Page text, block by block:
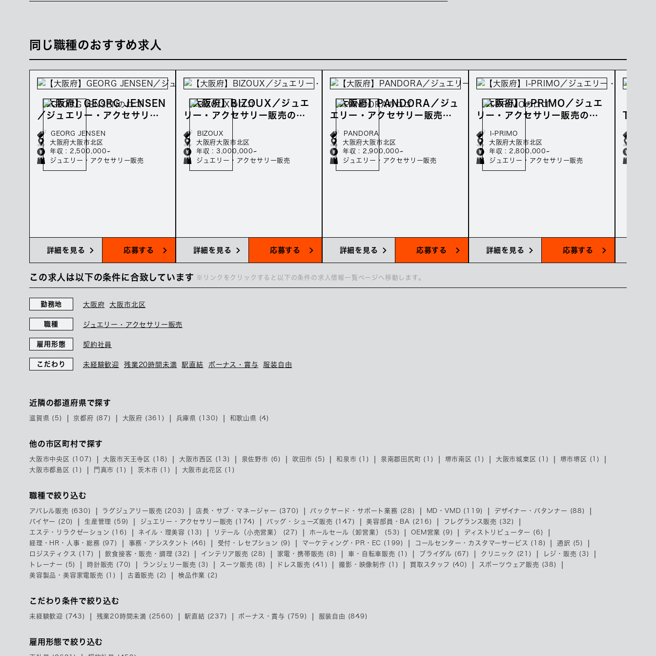
同じ職種のおすすめ求人
【大阪府】GEORG JENSEN
／ジュエリー・アクセサリー
販売の正社員募集／年収250
万～
GEORG JENSEN
大阪府大阪市北区
年収 : 2,500,000~
ジュエリー・アクセサリー販売
詳細を見る 応募する
【大阪府】BIZOUX／ジュエ
リー・アクセサリー販売の正
社員募集／年収300万～
BIZOUX
大阪府大阪市北区
年収 : 3,000,000~
ジュエリー・アクセサリー販売
詳細を見る 応募する
【大阪府】PANDORA／ジュ
エリー・アクセサリー販売の
正社員募集／年収290万～
PANDORA
大阪府大阪市北区
年収 : 2,900,000~
ジュエリー・アクセサリー販売
詳細を見る 応募する
【大阪府】I-PRIMO／ジュエ
リー・アクセサリー販売の正
社員募集／年収280万～
I-PRIMO
大阪府大阪市北区
年収 : 2,800,000~
ジュエリー・アクセサリー販売
詳細を見る 応募する
TS／
0万～
この求人は以下の条件に合致しています ※リンクをクリックすると以下の条件の求人情報一覧ページへ移動します。
勤務地 大阪府 大阪市北区
職種 ジュエリー・アクセサリー販売
雇用形態 契約社員
こだわり 未経験歓迎 残業20時間未満 駅直結 ボーナス・賞与 服装自由
近隣の都道府県で探す
滋賀県 (5) 京都府 (87) 大阪府 (361) 兵庫県 (130) 和歌山県 (4)
他の市区町村で探す
大阪市中央区 (107) 大阪市天王寺区 (18) 大阪市西区 (13) 泉佐野市 (6) 吹田市 (5) 和泉市 (1) 泉南郡田尻町 (1) 堺市南区 (1) 大阪市城東区 (1)
堺市堺区 (1)
大阪市都島区 (1)
門真市 (1) 茨木市 (1) 大阪市此花区 (1)
職種で絞り込む
アパレル販売 (630) ラグジュアリー販売 (203) 店長・サブ・マネージャー (370) バックヤード・サポート業務 (28) MD・VMD (119)
デザイナー・パタンナー (88)
バイヤー (20)
生産管理 (59) ジュエリー・アクセサリー販売 (174) バッグ・シューズ販売 (147) 美容部員・BA (216)
フレグランス販売 (32)
エステ・リラクゼーション (16)
ネイル・理美容 (13) リテール（小売営業） (27) ホールセール（卸営業） (53) OEM営業 (9)
ディストリビューター (6)
経理・HR・人事・総務 (97)
事務・アシスタント (46) 受付・レセプション (9) マーケティング・PR・EC (199) コールセンター・カスタマーサービス (18)
通訳 (5)
ロジスティクス (17)
飲食接客・販売・調理 (32) インテリア販売 (28) 家電・携帯販売 (8) 車・自転車販売 (1) ブライダル (67) クリニック (21)
レジ・販売 (3)
トレーナー (5)
時計販売 (70) ランジェリー販売 (3) スーツ販売 (8) ドレス販売 (41) 撮影・映像制作 (1) 買取スタッフ (40)
スポーツウェア販売 (38)
美容製品・美容家電販売 (1)
古着販売 (2) 検品作業 (2)
こだわり条件で絞り込む
未経験歓迎 (743) 残業20時間未満 (2560) 駅直結 (237) ボーナス・賞与 (759) 服装自由 (849)
雇用形態で絞り込む